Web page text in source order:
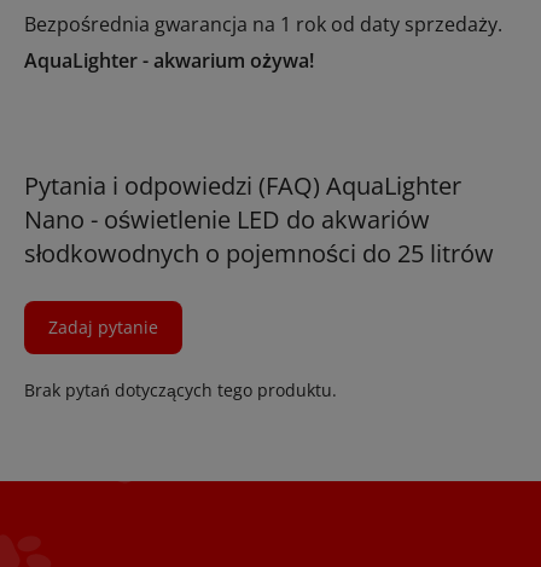
Bezpośrednia gwarancja na 1 rok od daty sprzedaży.
AquaLighter - akwarium ożywa!
Pytania i odpowiedzi (FAQ) AquaLighter
Nano - oświetlenie LED do akwariów
słodkowodnych o pojemności do 25 litrów
Zadaj pytanie
Brak pytań dotyczących tego produktu.